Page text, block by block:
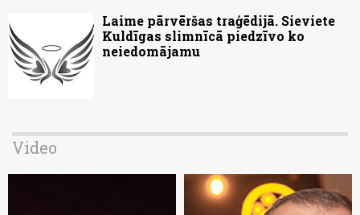
Laime pārvēršas traģēdijā. Sieviete
Kuldīgas slimnīcā piedzīvo ko
neiedomājamu
Video